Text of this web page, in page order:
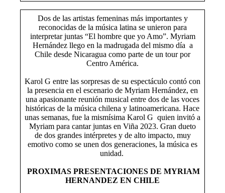
Dos de las artistas femeninas más importantes y
reconocidas de la música latina se unieron para
interpretar juntas “El hombre que yo Amo”. Myriam
Hernández llego en la madrugada del mismo día a
Chile desde Nicaragua como parte de un tour por
Centro América.
Karol G entre las sorpresas de su espectáculo contó con
la presencia en el escenario de Myriam Hernández, en
una apasionante reunión musical entre dos de las voces
históricas de la música chilena y latinoamericana. Hace
unas semanas, fue la mismísima Karol G quien invitó a
Myriam para cantar juntas en Viña 2023. Gran dueto
de dos grandes intérpretes y de alto impacto, muy
emotivo como se unen dos generaciones, la música es
unidad.
PROXIMAS PRESENTACIONES DE MYRIAM
HERNANDEZ EN CHILE